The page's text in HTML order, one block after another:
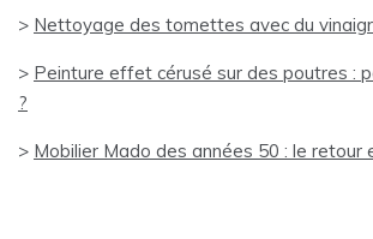
> Nettoyage des tomettes avec du
> Peinture effet cérusé sur des poutres :
?
> Mobilier Mado des années 50 : le retour